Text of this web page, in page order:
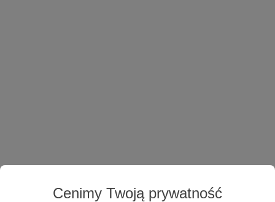
Cenimy Twoją prywatność